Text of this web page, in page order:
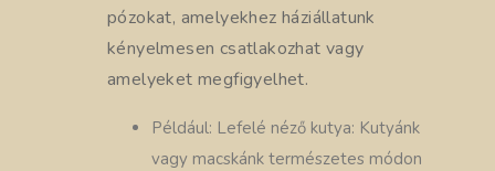
pózokat, amelyekhez háziállatunk
kényelmesen csatlakozhat vagy
amelyeket megfigyelhet.
Például: Lefelé néző kutya: Kutyánk
vagy macskánk természetes módon